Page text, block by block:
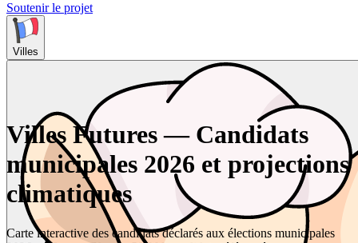
Soutenir le projet
Villes
Villes Futures — Candidats
municipales 2026 et projections
climatiques
Carte interactive des candidats déclarés aux élections municipales